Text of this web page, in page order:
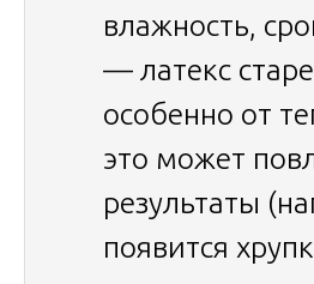
влажность,
— латекс
особенно от
это может
результаты
появится